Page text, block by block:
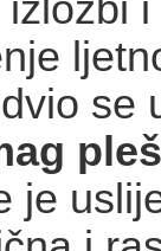
se
je